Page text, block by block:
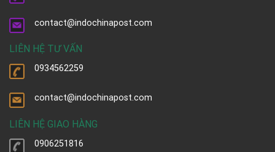
contact@indochinapost.com
LIÊN HỆ TƯ VẤN
0934562259
contact@indochinapost.com
LIÊN HỆ GIAO HÀNG
0906251816